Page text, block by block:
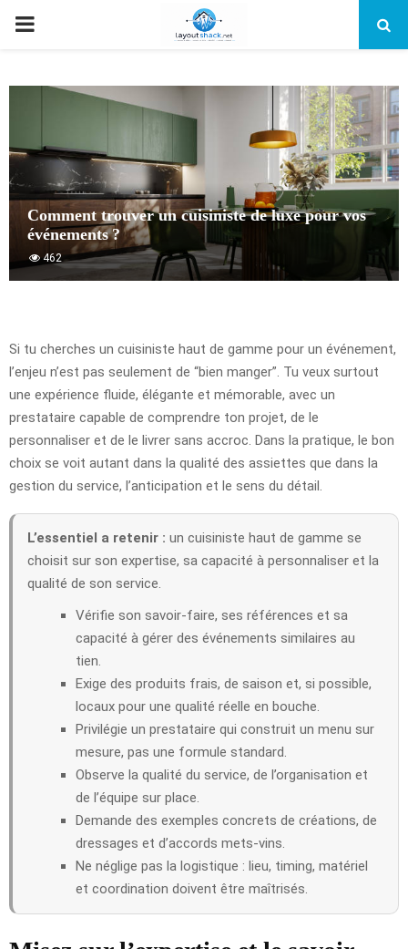
PRIMARY
Comment trouver un cuisiniste de luxe pour vos
événements ?
462
Si tu cherches un cuisiniste haut de gamme pour un événement,
l’enjeu n’est pas seulement de “bien manger”. Tu veux surtout
une expérience fluide, élégante et mémorable, avec un
prestataire capable de comprendre ton projet, de le
personnaliser et de le livrer sans accroc. Dans la pratique, le bon
choix se voit autant dans la qualité des assiettes que dans la
gestion du service, l’anticipation et le sens du détail.
L’essentiel a retenir : un cuisiniste haut de gamme se
choisit sur son expertise, sa capacité à personnaliser et la
qualité de son service.
Vérifie son savoir-faire, ses références et sa
capacité à gérer des événements similaires au
tien.
Exige des produits frais, de saison et, si possible,
locaux pour une qualité réelle en bouche.
Privilégie un prestataire qui construit un menu sur
mesure, pas une formule standard.
Observe la qualité du service, de l’organisation et
de l’équipe sur place.
Demande des exemples concrets de créations, de
dressages et d’accords mets-vins.
Ne néglige pas la logistique : lieu, timing, matériel
et coordination doivent être maîtrisés.